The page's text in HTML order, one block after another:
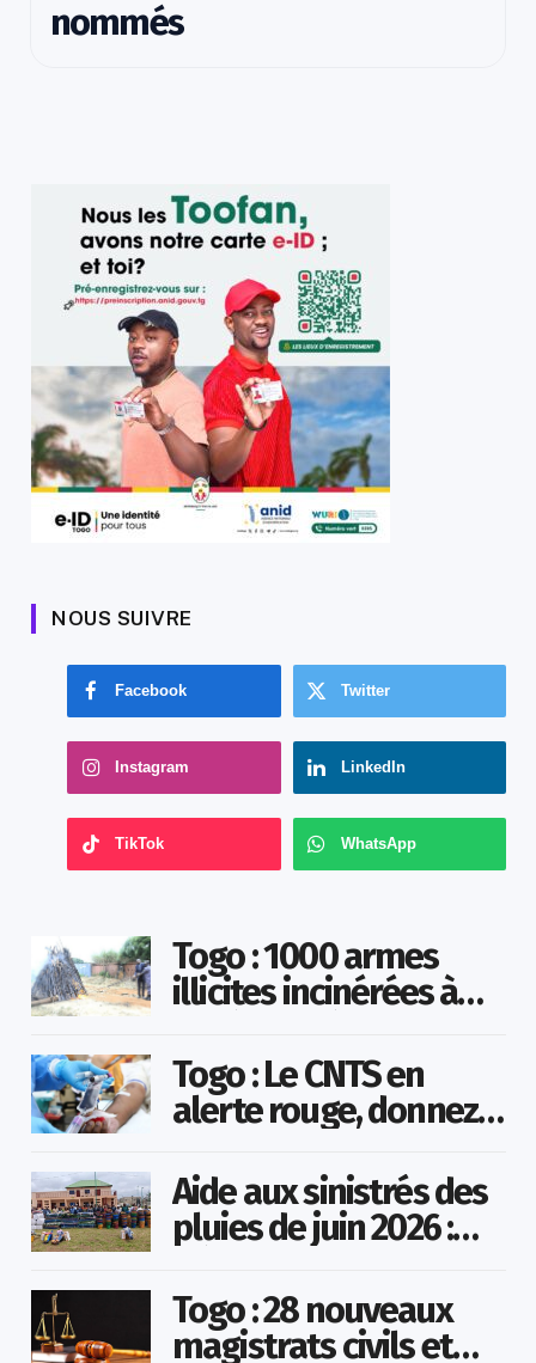
nommés
NOUS SUIVRE
Facebook Twitter
Instagram LinkedIn
TikTok WhatsApp
Togo : 1000 armes
illicites incinérées à
Togo : Le CNTS en
alerte rouge, donnez
sauver des vies !
Aide aux sinistrés des
pluies de juin 2026 :
des opérations à
Kotokoli-zongo
Togo : 28 nouveaux
magistrats civils et